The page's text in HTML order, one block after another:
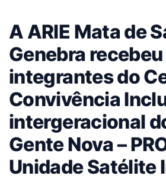
A ARIE Mata de
Genebra
integrantes do
Convivência
intergeracional
Gente Nova –
Unidade Satélite